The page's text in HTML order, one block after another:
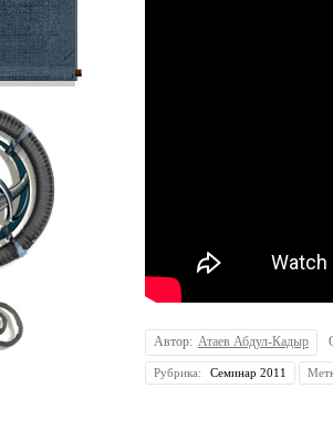
Автор: Атаев Абдул-Кадыр
Рубрика: Семинар 2011